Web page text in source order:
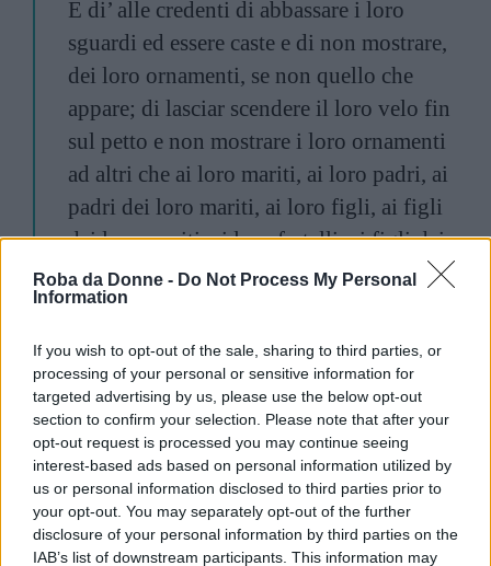
Roba da Donne - Do Not Process My Personal
Information
If you wish to opt-out of the sale, sharing to third parties, or
processing of your personal or sensitive information for
targeted advertising by us, please use the below opt-out
section to confirm your selection. Please note that after your
opt-out request is processed you may continue seeing
interest-based ads based on personal information utilized by
us or personal information disclosed to third parties prior to
your opt-out. You may separately opt-out of the further
disclosure of your personal information by third parties on the
IAB’s list of downstream participants. This information may
E di’ alle credenti di abbassare i loro
sguardi ed essere caste e di non mostrare,
dei loro ornamenti, se non quello che
appare; di lasciar scendere il loro velo fin
sul petto e non mostrare i loro ornamenti
ad altri che ai loro mariti, ai loro padri, ai
padri dei loro mariti, ai loro figli, ai figli
dei loro mariti, ai loro fratelli, ai figli dei
loro fratelli, ai figli delle loro sorelle, alle
loro donne, alle schiave che possiedono,
ai servi maschi che non hanno desiderio,
ai ragazzi impuberi che non hanno
interesse per le parti nascoste delle donne.
E non battano i piedi, sì da mostrare gli
ornamenti che celano. Tornate pentiti ad
Allah tutti quanti, o credenti, affinché
possiate prosperare.